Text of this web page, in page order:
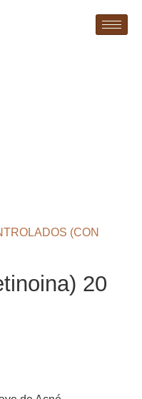
(CON
20